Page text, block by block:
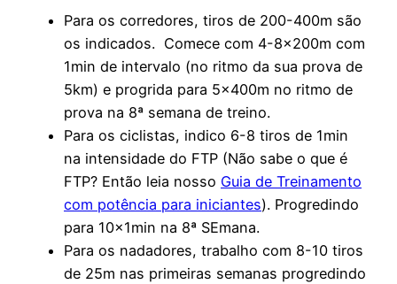
Para os corredores, tiros de 200-400m são
os indicados. Comece com 4-8x200m com
1min de intervalo (no ritmo da sua prova de
5km) e progrida para 5x400m no ritmo de
prova na 8ª semana de treino.
Para os ciclistas, indico 6-8 tiros de 1min
na intensidade do FTP (Não sabe o que é
FTP? Então leia nosso Guia de Treinamento
com potência para iniciantes). Progredindo
para 10x1min na 8ª SEmana.
Para os nadadores, trabalho com 8-10 tiros
de 25m nas primeiras semanas progredindo